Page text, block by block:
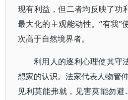
现有利益，但二者均反映了功
最大化的主观能动性。“有我”
次高于自然境界者。
利用人的逐利心理使其守
想家的认识。法家代表人物管
见利莫能弗就，见害莫能勿